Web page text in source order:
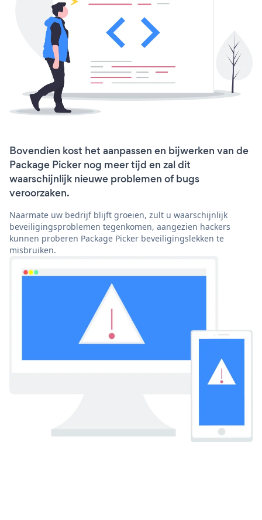
Bovendien kost het aanpassen en bijwerken van de
Package Picker nog meer tijd en zal dit
waarschijnlijk nieuwe problemen of bugs
veroorzaken.
Naarmate uw bedrijf blijft groeien, zult u waarschijnlijk
beveiligingsproblemen tegenkomen, aangezien hackers
kunnen proberen Package Picker beveiligingslekken te
misbruiken.